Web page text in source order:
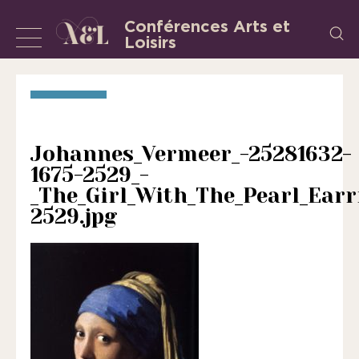
contenu
Conférences Arts et
Loisirs
L’Association
«
Conférences
et
Loisirs
»
est
une
association
Afficher
masquer
navigation
Johannes_Vermeer_-25281632-
1675-2529_-
2529.jpg